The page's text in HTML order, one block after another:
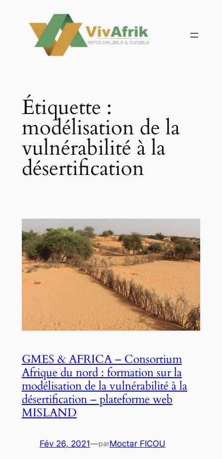
contenu
Étiquette :
modélisation de la
vulnérabilité à la
désertification
GMES & AFRICA – Consortium
Afrique du nord : formation sur la
modélisation de la vulnérabilité à la
désertification – plateforme web
MISLAND
Fév 26, 2021—parMoctar FICOU